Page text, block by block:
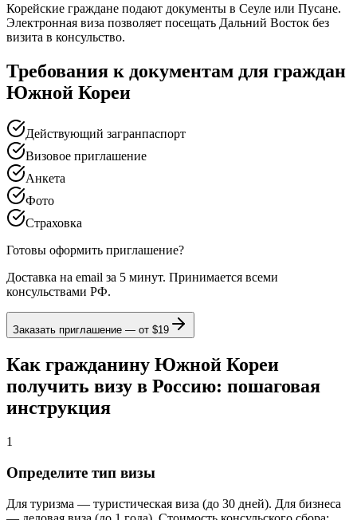
Корейские граждане подают документы в Сеуле или Пусане.
Электронная виза позволяет посещать Дальний Восток без
визита в консульство.
Требования к документам для граждан
Южной Кореи
Действующий загранпаспорт
Визовое приглашение
Анкета
Фото
Страховка
Готовы оформить приглашение?
Доставка на email за 5 минут. Принимается всеми
консульствами РФ.
Заказать приглашение — от $19
Как гражданину Южной Кореи
получить визу в Россию: пошаговая
инструкция
1
Определите тип визы
Для туризма — туристическая виза (до 30 дней). Для бизнеса